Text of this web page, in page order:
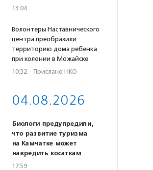
13:04
Волонтеры Наставнического
центра преобразили
территорию дома ребенка
при колонии в Можайске
10:32 · Прислано НКО
04.08.2026
Биологи предупредили,
что развитие туризма
на Камчатке может
навредить косаткам
17:59